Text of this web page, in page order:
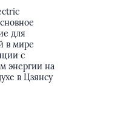
для
в мире
с
энергии на
в Цзянсу